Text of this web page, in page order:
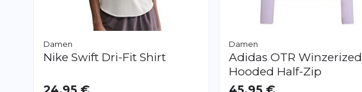
Damen
Nike Swift Dri-Fit Shirt
Damen
Adidas OTR Winzerized
Hooded Half-Zip